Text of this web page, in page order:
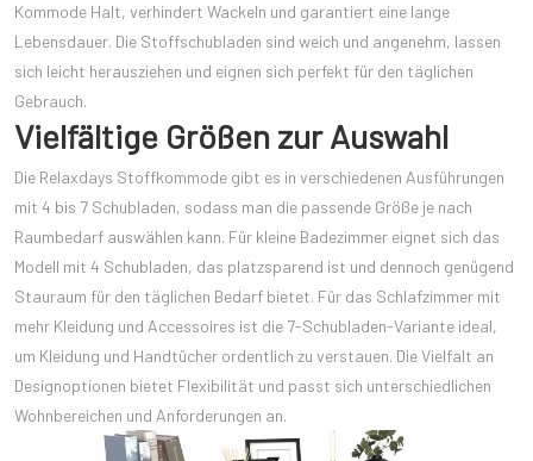
Kommode Halt, verhindert Wackeln und garantiert eine lange
Lebensdauer. Die Stoffschubladen sind weich und angenehm, lassen
sich leicht herausziehen und eignen sich perfekt für den täglichen
Gebrauch.
Vielfältige Größen zur Auswahl
Die Relaxdays Stoffkommode gibt es in verschiedenen Ausführungen
mit 4 bis 7 Schubladen, sodass man die passende Größe je nach
Raumbedarf auswählen kann. Für kleine Badezimmer eignet sich das
Modell mit 4 Schubladen, das platzsparend ist und dennoch genügend
Stauraum für den täglichen Bedarf bietet. Für das Schlafzimmer mit
mehr Kleidung und Accessoires ist die 7-Schubladen-Variante ideal,
um Kleidung und Handtücher ordentlich zu verstauen. Die Vielfalt an
Designoptionen bietet Flexibilität und passt sich unterschiedlichen
Wohnbereichen und Anforderungen an.